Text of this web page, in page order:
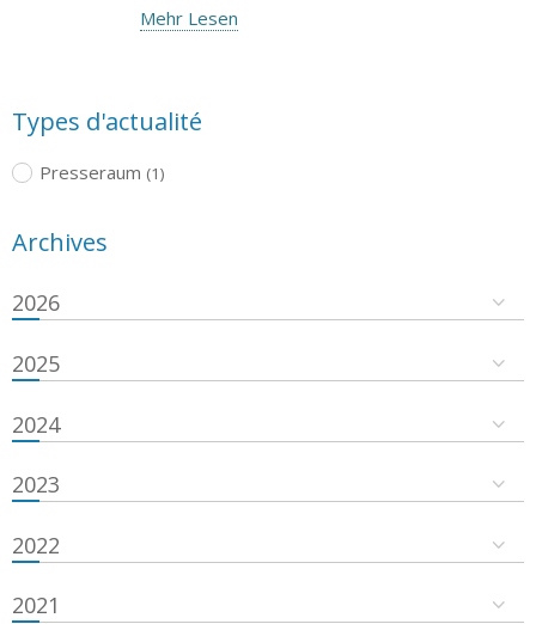
Mehr Lesen
Types d'actualité
Presseraum (1)
Archives
2026
2025
2024
2023
2022
2021